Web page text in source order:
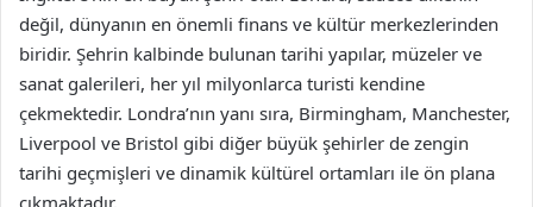
değil, dünyanın en önemli finans ve kültür merkezlerinden
biridir. Şehrin kalbinde bulunan tarihi yapılar, müzeler ve
sanat galerileri, her yıl milyonlarca turisti kendine
çekmektedir. Londra’nın yanı sıra, Birmingham, Manchester,
Liverpool ve Bristol gibi diğer büyük şehirler de zengin
tarihi geçmişleri ve dinamik kültürel ortamları ile ön plana
çıkmaktadır.